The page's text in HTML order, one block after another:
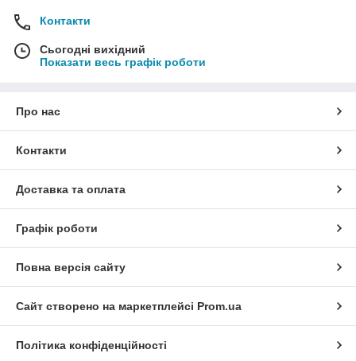
Контакти
Сьогодні вихідний
Показати весь графік роботи
Про нас
Контакти
Доставка та оплата
Графік роботи
Повна версія сайту
Сайт створено на маркетплейсі Prom.ua
Політика конфіденційності